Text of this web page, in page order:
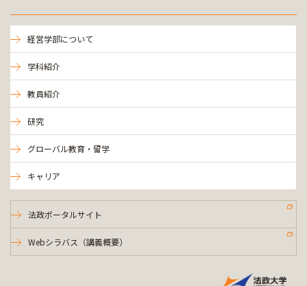
経営学部について
学科紹介
教員紹介
研究
グローバル教育・留学
キャリア
法政ポータルサイト
Webシラバス（講義概要）